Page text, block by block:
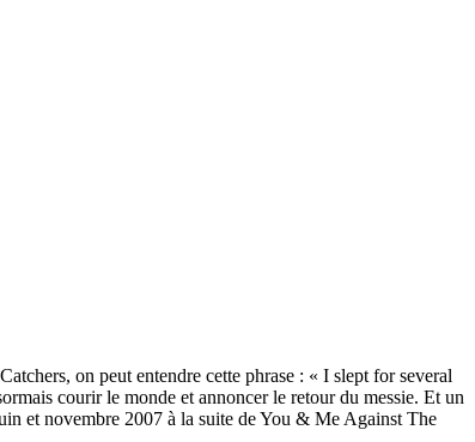
on peut entendre cette phrase : « I slept for several
courir le monde et annoncer le retour du messie. Et un
et novembre 2007 à la suite de You & Me Against The